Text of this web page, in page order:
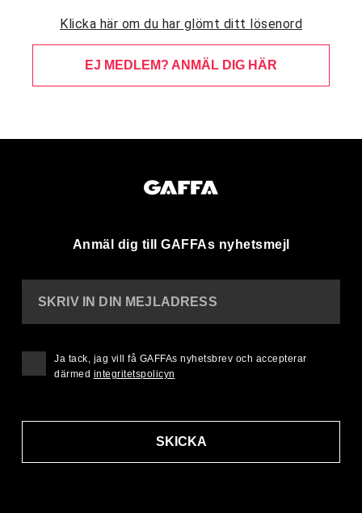
Klicka här om du har glömt ditt lösenord
EJ MEDLEM? ANMÄL DIG HÄR
Anmäl dig till GAFFAs nyhetsmejl
SKRIV IN DIN MEJLADRESS
SKICKA
Ja tack, jag vill få GAFFAs nyhetsbrev och accepterar
därmed integritetspolicyn